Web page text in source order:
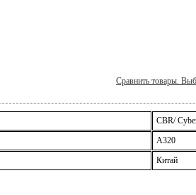
Сравнить товары.
CBR/
A320
Китай